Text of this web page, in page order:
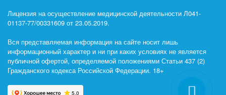
Лицензия на осуществление медицинской деятельности Л041-
01137-77/00331609 от 23.05.2019.
Вся представляемая информация на сайте носит лишь
информационный характер и ни при каких условиях не является
публичной офертой, определяемой положениями Статьи 437 (2)
Гражданского кодекса Российской Федерации. 18+